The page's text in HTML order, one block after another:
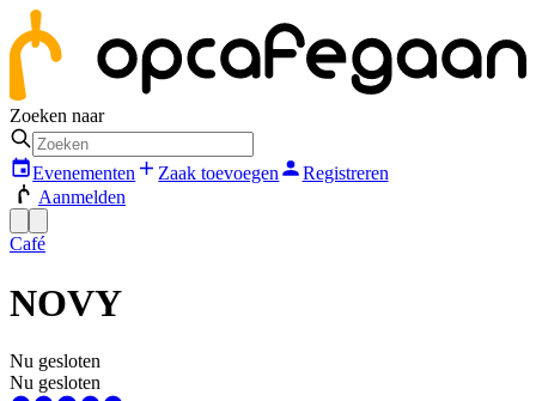
Zoeken naar
Evenementen Zaak toevoegen
Registreren
Aanmelden
Café
NOVY
Nu gesloten
Nu gesloten